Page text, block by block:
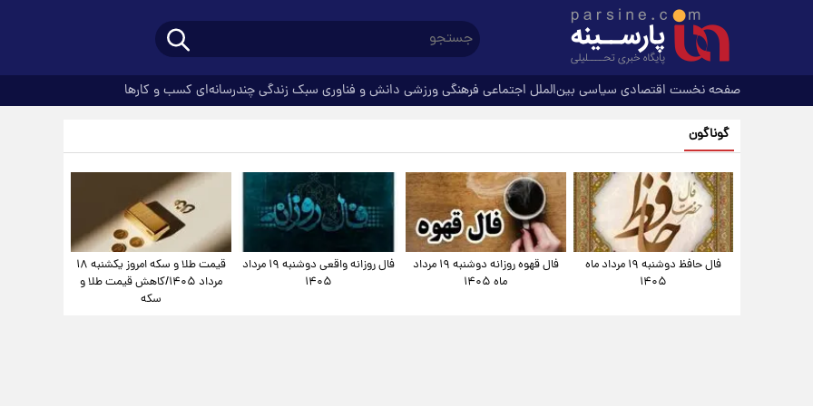
صفحه نخست اقتصادی سیاسی بین‌الملل اجتماعی فرهنگیورزشی دانش و فناوری سبک زندگیچندرسانه‌ای کسب و کارها
گوناگون
فال حافظ دوشنبه ۱۹ مرداد ماه
۱۴۰۵
فال قهوه روزانه دوشنبه ۱۹ مرداد
ماه ۱۴۰۵
فال روزانه واقعی دوشنبه ۱۹ مرداد
۱۴۰۵
قیمت طلا و سکه امروز یکشنبه ۱۸
مرداد ۱۴۰۵/کاهش قیمت طلا و
سکه